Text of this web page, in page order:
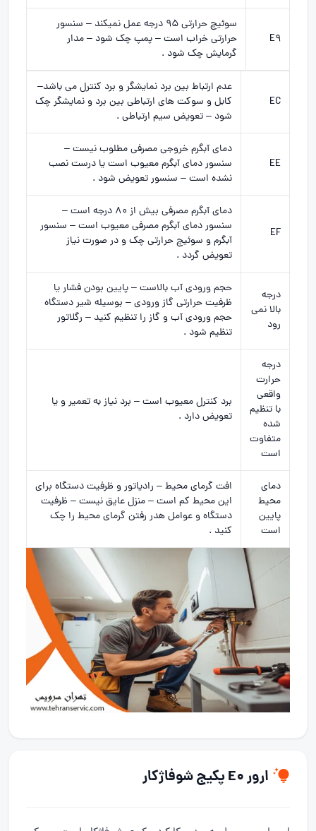
E9
سوئیچ حرارتی 95 درجه عمل نمیکند – سنسور
حرارتی خراب است – پمپ چک شود – مدار
گرمایش چک شود .
EC
عدم ارتباط بین برد نمایشگر و برد کنترل می باشد–
کابل و سوکت های ارتباطی بین برد و نمایشگر چک
شود – تعویض سیم ارتباطی .
EE
دمای آبگرم خروجی مصرفی مطلوب نیست –
سنسور دمای آبگرم معیوب است یا درست نصب
نشده است – سنسور تعویض شود .
EF
دمای آبگرم مصرفی بیش از 80 درجه است –
سنسور دمای آبگرم مصرفی معیوب است – سنسور
آبگرم و سوئیچ حرارتی چک و در صورت نیاز
تعویض گردد .
درجه
بالا نمی
رود
حجم ورودی آب بالاست – پایین بودن فشار یا
ظرفیت حرارتی گاز ورودی – بوسیله شیر دستگاه
حجم ورودی آب و گاز را تنظیم کنید – رگلاتور
تنظیم شود .
درجه
حرارت
واقعی
با تنظیم
شده
متفاوت
است
برد کنترل معیوب است – برد نیاز به تعمیر و یا
تعویض دارد .
دمای
محیط
پایین
است
افت گرمای محیط – رادیاتور و ظرفیت دستگاه برای
این محیط کم است – منزل عایق نیست – ظرفیت
دستگاه و عوامل هدر رفتن گرمای محیط را چک
کنید .
ارور E0 پکیج شوفاژکار